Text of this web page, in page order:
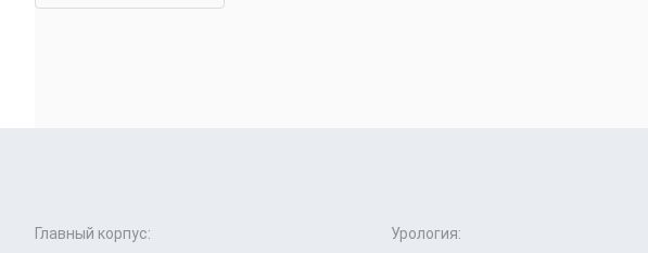
Главный корпус: Урология: